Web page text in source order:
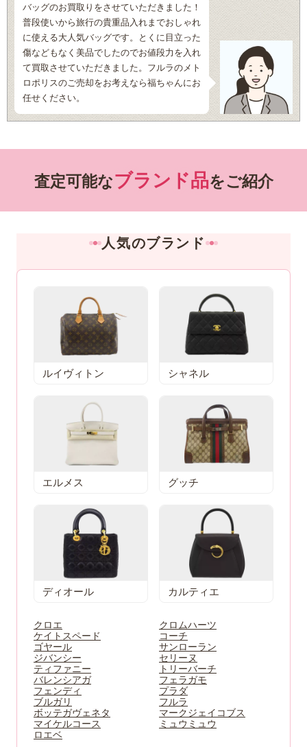
バッグのお買取りをさせていただきました！
普段使いから旅行の貴重品入れまでおしゃれ
に使える大人気バッグです。とくに目立った
傷などもなく美品でしたのでお値段力を入れ
て買取させていただきました。フルラのメト
ロポリスのご売却をお考えなら福ちゃんにお
任せください。
査定可能なブランド品をご紹介
人気のブランド
ルイヴィトン シャネル
エルメス グッチ
ディオール カルティエ
クロエ
クロムハーツ
ケイトスペード
コーチ
ゴヤール
サンローラン
ジバンシー
セリーヌ
ティファニー
トリーバーチ
バレンシアガ
フェラガモ
フェンディ
プラダ
ブルガリ
フルラ
ボッテガヴェネタ
マークジェイコブス
マイケルコース
ミュウミュウ
ロエベ